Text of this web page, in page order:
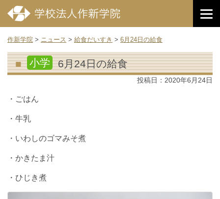
作新学院 > ニュース > 給食だいすき > 6月24日の給食
小学 6月24日の給食
投稿日： 2020年6月24日
・ごはん
・牛乳
・いわしのゴマみそ煮
・かきたま汁
・ひじき煮